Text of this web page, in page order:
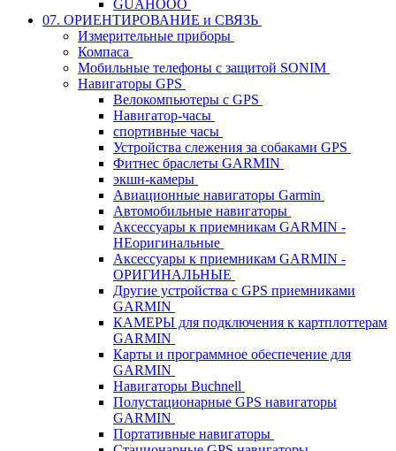
GUAHOOO
07. ОРИЕНТИРОВАНИЕ и СВЯЗЬ
Измерительные приборы
Компаса
Мобильные телефоны с защитой SONIM
Навигаторы GPS
Велокомпьютеры с GPS
Навигатор-часы
спортивные часы
Устройства слежения за собаками GPS
Фитнес браслеты GARMIN
экшн-камеры
Авиационные навигаторы Garmin
Автомобильные навигаторы
Аксессуары к приемникам GARMIN -
НЕоригинальные
Аксессуары к приемникам GARMIN -
ОРИГИНАЛЬНЫЕ
Другие устройства с GPS приемниками
GARMIN
КАМЕРЫ для подключения к картплоттерам
GARMIN
Карты и программное обеспечение для
GARMIN
Навигаторы Buchnell
Полустационарные GPS навигаторы
GARMIN
Портативные навигаторы